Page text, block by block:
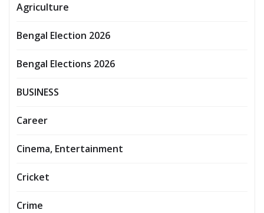
Agriculture
Bengal Election 2026
Bengal Elections 2026
BUSINESS
Career
Cinema, Entertainment
Cricket
Crime